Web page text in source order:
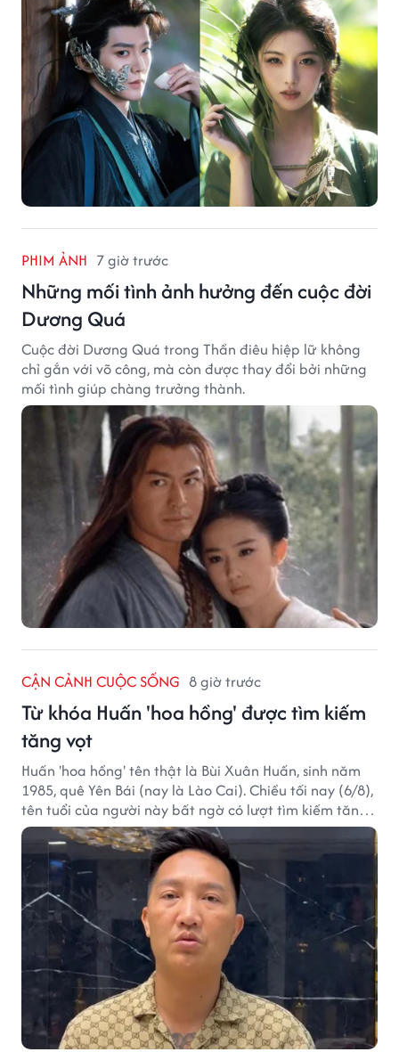
PHIM ẢNH 7 giờ trước
Những mối tình ảnh hưởng đến cuộc đời
Dương Quá
Cuộc đời Dương Quá trong Thần điêu hiệp lữ không
chỉ gắn với võ công, mà còn được thay đổi bởi những
mối tình giúp chàng trưởng thành.
CẬN CẢNH CUỘC SỐNG 8 giờ trước
Từ khóa Huấn 'hoa hồng' được tìm kiếm
tăng vọt
Huấn 'hoa hồng' tên thật là Bùi Xuân Huấn, sinh năm
1985, quê Yên Bái (nay là Lào Cai). Chiều tối nay (6/8),
tên tuổi của người này bất ngờ có lượt tìm kiếm tăng
vọt.